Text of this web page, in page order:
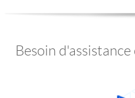
Besoin